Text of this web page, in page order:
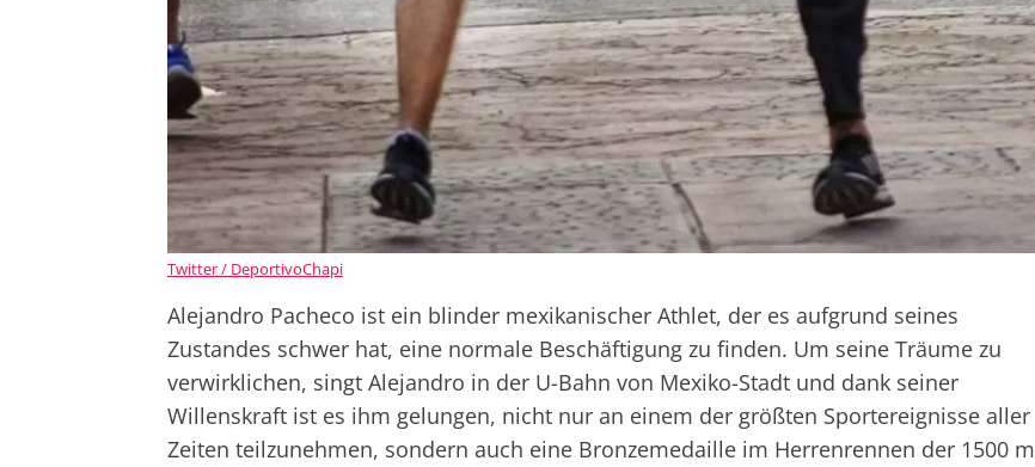
Twitter / DeportivoChapi
Alejandro Pacheco ist ein blinder mexikanischer Athlet, der es aufgrund seines
Zustandes schwer hat, eine normale Beschäftigung zu finden. Um seine Träume zu
verwirklichen, singt Alejandro in der U-Bahn von Mexiko-Stadt und dank seiner
Willenskraft ist es ihm gelungen, nicht nur an einem der größten Sportereignisse aller
Zeiten teilzunehmen, sondern auch eine Bronzemedaille im Herrenrennen der 1500 m